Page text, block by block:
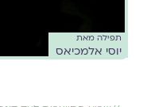
תפילה מאת
יוסי אלמכיאס